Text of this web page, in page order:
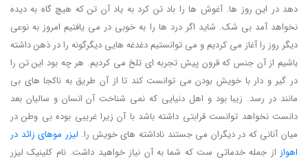
دهد در این روز ها. آغوش ها را باد تن کرد به یاد آن تن که هیچ گاه به دیده
نخواهد آمد بی شک. شاید اگر درد ها را به خوبی در می یافتیم امروز به نوعی
دیگر روز را آغاز می کردیم و می توانستیم دغدغه هایی دیگرگونه را در ذهن داشته
باشیم از آن جنس که قرون پیش تجربه ای تلخ می کردیم. هر چه بود این تن را
در گیر و دار با خویش بودن می توانست کند تا از آن طریق به ناکجا های بی
مانند در رسد. زیبا بود و اهل دنیایی که نمی شناخت آن انسان و سالیان بعد
دانست نخواهد توانست قرابتی داشته باشد با آن زیرا غریبی بوده بی وطن در
میان آنانی که در دیگران می جستند ناداشته های خویش را. لیزر موهای زائد در
اهواز از جمله خدماتی ست که شما به آن نیاز خواهید داشت. نام کلینیک لیزر